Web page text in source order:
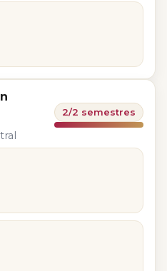
2/2 semestres